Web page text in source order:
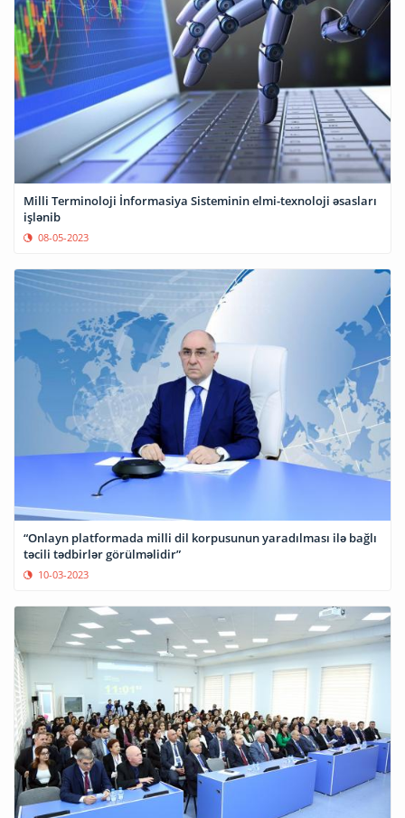
Milli Terminoloji İnformasiya Sisteminin elmi-texnoloji əsasları
işlənib
08-05-2023
“Onlayn platformada milli dil korpusunun yaradılması ilə bağlı
təcili tədbirlər görülməlidir”
10-03-2023